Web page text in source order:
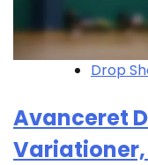
Drop
Avanceret
Variationer,